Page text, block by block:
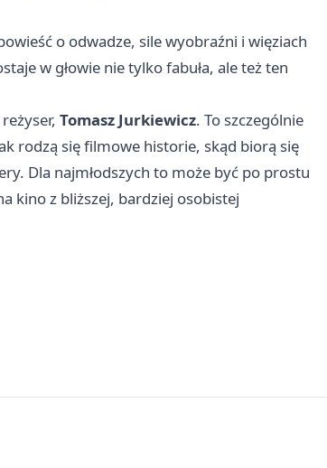
o odwadze, sile wyobraźni i więziach
w głowie nie tylko fabuła, ale też ten
Tomasz Jurkiewicz. To szczególnie
rodzą się filmowe historie, skąd biorą się
Dla najmłodszych to może być po prostu
kino z bliższej, bardziej osobistej